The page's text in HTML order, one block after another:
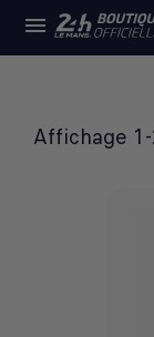

Affichage